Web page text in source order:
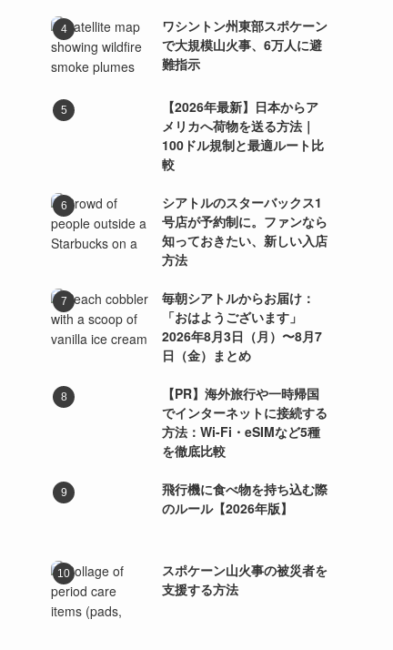
ワシントン州東部スポケーン
で大規模山火事、6万人に避
難指示
【2026年最新】日本からア
メリカへ荷物を送る方法｜
100ドル規制と最適ルート比
較
シアトルのスターバックス1
号店が予約制に。ファンなら
知っておきたい、新しい入店
方法
毎朝シアトルからお届け：
「おはようございます」
2026年8月3日（月）〜8月7
日（金）まとめ
【PR】海外旅行や一時帰国
でインターネットに接続する
方法：Wi-Fi・eSIMなど5種
を徹底比較
飛行機に食べ物を持ち込む際
のルール【2026年版】
スポケーン山火事の被災者を
支援する方法